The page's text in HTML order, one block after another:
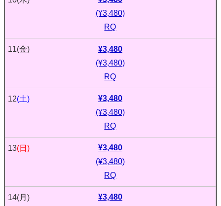
(¥3,480)
RQ
11(金)
¥3,480
(¥3,480)
RQ
12(土)
¥3,480
(¥3,480)
RQ
13(日)
¥3,480
(¥3,480)
RQ
14(月)
¥3,480